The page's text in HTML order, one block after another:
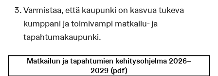
Varmistaa, että kaupunki on kasvua tukeva
kumppani ja toimivampi matkailu- ja
tapahtumakaupunki.
Matkailun ja tapahtumien kehitysohjelma 2026–
2029 (pdf)